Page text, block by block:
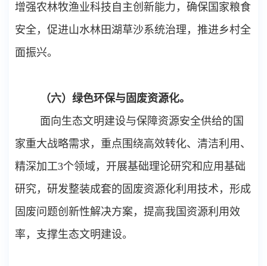
增强农林牧渔业科技自主创新能力，确保国家粮食
安全，促进山水林田湖草沙系统治理，推进乡村全
面振兴。
（六）绿色环保与固废资源化。
面向生态文明建设与保障资源安全供给的国
家重大战略需求，重点围绕高效转化、清洁利用、
精深加工3个领域，开展基础理论研究和应用基础
研究，研发整装成套的固废资源化利用技术，形成
固废问题创新性解决方案，提高我国资源利用效
率，支撑生态文明建设。